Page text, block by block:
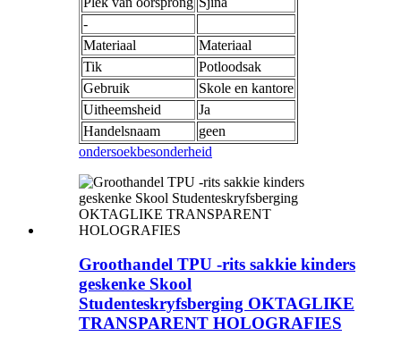
-
Materiaal
Materiaal
Tik
Potloodsak
Gebruik
Skole en kantore
Uitheemsheid
Ja
Handelsnaam
geen
ondersoekbesonderheid
Groothandel TPU -rits sakkie kinders
geskenke Skool
Studenteskryfsberging OKTAGLIKE
TRANSPARENT HOLOGRAFIES